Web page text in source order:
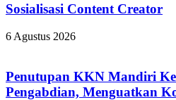
Sosialisasi Content Creator
6 Agustus 2026
Penutupan KKN Mandiri
Pengabdian, Menguatkan